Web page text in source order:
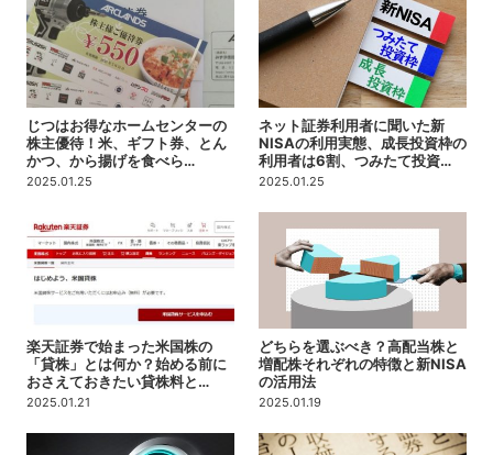
じつはお得なホームセンターの
株主優待！米、ギフト券、とん
かつ、から揚げを食べら…
2025.01.25
ネット証券利用者に聞いた新
NISAの利用実態、成長投資枠の
利用者は6割、つみたて投資…
2025.01.25
楽天証券で始まった米国株の
「貸株」とは何か？始める前に
おさえておきたい貸株料と…
2025.01.21
どちらを選ぶべき？高配当株と
増配株それぞれの特徴と新NISA
の活用法
2025.01.19